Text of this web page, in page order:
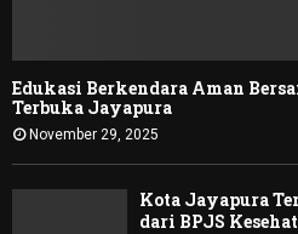
Edukasi Berkendara Aman
Terbuka Jayapura
November 29, 2025
Kota Jayapura
dari BPJS